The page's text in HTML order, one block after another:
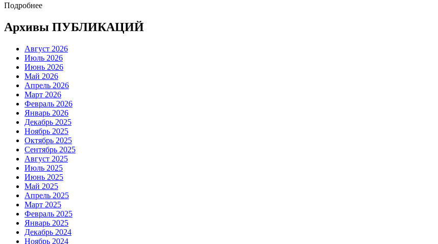
Подробнее
Архивы ПУБЛИКАЦИЙ
Август 2026
Июль 2026
Июнь 2026
Май 2026
Апрель 2026
Март 2026
Февраль 2026
Январь 2026
Декабрь 2025
Ноябрь 2025
Октябрь 2025
Сентябрь 2025
Август 2025
Июль 2025
Июнь 2025
Май 2025
Апрель 2025
Март 2025
Февраль 2025
Январь 2025
Декабрь 2024
Ноябрь 2024